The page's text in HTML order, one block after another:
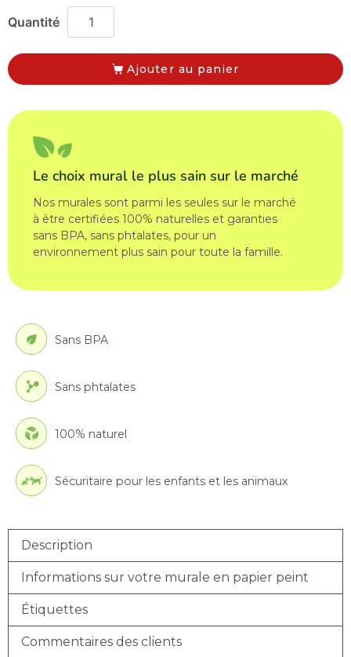
Ajouter au panier
Le choix mural le plus sain sur le marché
Nos murales sont parmi les seules sur le marché
à être certifiées 100% naturelles et garanties
sans BPA, sans phtalates, pour un
environnement plus sain pour toute la famille.
Sans BPA
Sans phtalates
100% naturel
Sécuritaire pour les enfants et les animaux
Description
Informations sur votre murale en papier peint
Étiquettes
Commentaires des clients